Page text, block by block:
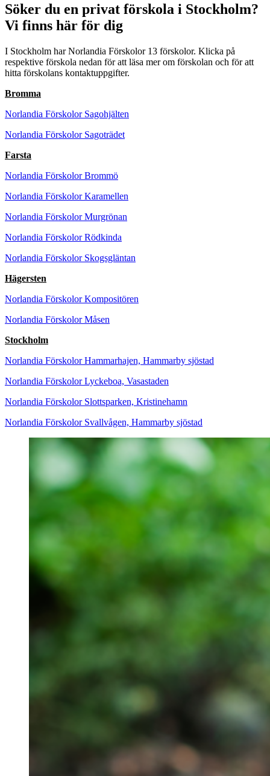
Söker du en privat förskola i Stockholm?
Vi finns här för dig
I Stockholm har Norlandia Förskolor 13 förskolor. Klicka på
respektive förskola nedan för att läsa mer om förskolan och för att
hitta förskolans kontaktuppgifter.
Bromma
Norlandia Förskolor Sagohjälten
Norlandia Förskolor Sagoträdet
Farsta
Norlandia Förskolor Brommö
Norlandia Förskolor Karamellen
Norlandia Förskolor Murgrönan
Norlandia Förskolor Rödkinda
Norlandia Förskolor Skogsgläntan
Hägersten
Norlandia Förskolor Kompositören
Norlandia Förskolor Måsen
Stockholm
Norlandia Förskolor Hammarhajen, Hammarby sjöstad
Norlandia Förskolor Lyckeboa, Vasastaden
Norlandia Förskolor Slottsparken, Kristinehamn
Norlandia Förskolor Svallvågen, Hammarby sjöstad